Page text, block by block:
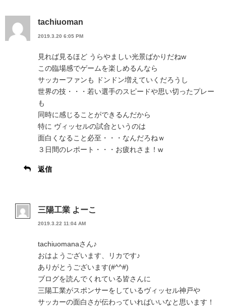
tachiuoman
2019.3.20 6:05 PM
見れば見るほど うらやましい光景ばかりだねw
この臨場感でゲームを楽しめるんなら
サッカーファンも ドンドン増えていくだろうし
世界の技・・・若い選手のスピードや思い切ったプレー
も
同時に感じることができるんだから
特に ヴィッセルの試合というのは
面白くなること必至・・・なんだろねｗ
３日間のレポート・・・お疲れさま！w
返信
三陽工業 よーこ
2019.3.22 11:04 AM
tachiuomanaさん♪
おはようございます、リカです♪
ありがとうございます(#^^#)
ブログを読んでくれている皆さんに
三陽工業がスポンサーをしているヴィッセル神戸や
サッカーの面白さが伝わっていればいいなと思います！